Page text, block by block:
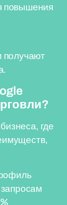
повышения
где